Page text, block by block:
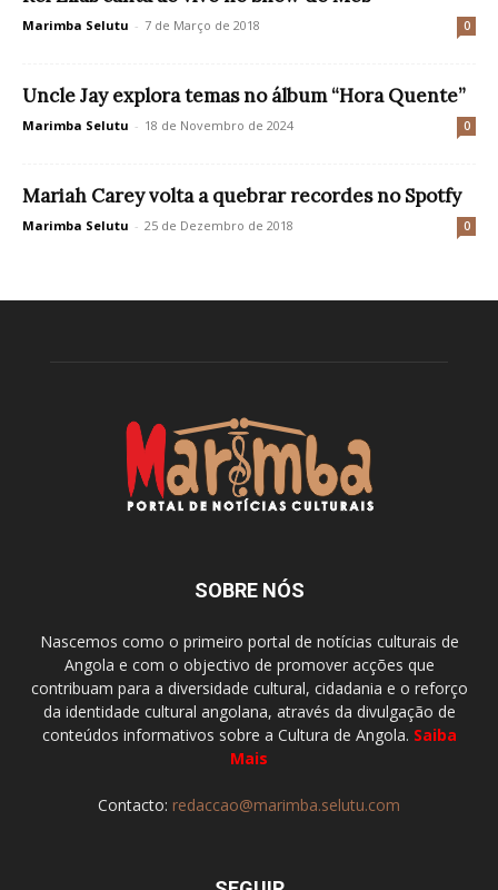
Marimba Selutu - 7 de Março de 2018 0
Uncle Jay explora temas no álbum “Hora Quente”
Marimba Selutu - 18 de Novembro de 2024 0
Mariah Carey volta a quebrar recordes no Spotfy
Marimba Selutu - 25 de Dezembro de 2018 0
SOBRE NÓS
Nascemos como o primeiro portal de notícias culturais de
Angola e com o objectivo de promover acções que
contribuam para a diversidade cultural, cidadania e o reforço
da identidade cultural angolana, através da divulgação de
conteúdos informativos sobre a Cultura de Angola. Saiba
Mais
Contacto: redaccao@marimba.selutu.com